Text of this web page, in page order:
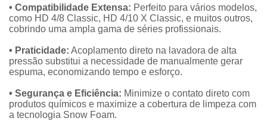
• Compatibilidade Extensa: Perfeito para vários modelos,
como HD 4/8 Classic, HD 4/10 X Classic, e muitos outros,
cobrindo uma ampla gama de séries profissionais.
• Praticidade: Acoplamento direto na lavadora de alta
pressão substitui a necessidade de manualmente gerar
espuma, economizando tempo e esforço.
• Segurança e Eficiência: Minimize o contato direto com
produtos químicos e maximize a cobertura de limpeza com
a tecnologia Snow Foam.